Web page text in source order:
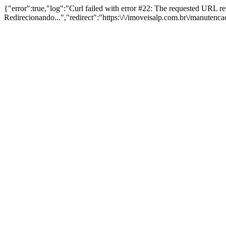
{"error":true,"log":"Curl failed with error #22: The requested URL
Redirecionando...","redirect":"https:\/\/imoveisalp.com.br\/